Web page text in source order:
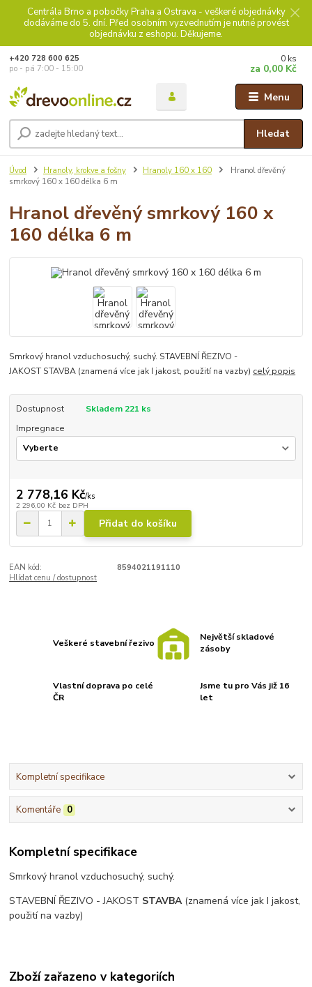
Centrála Brno a pobočky Praha a Ostrava - veškeré objednávky
dodáváme do 5. dní. Před osobním vyzvednutím je nutné provést
objednávku z eshopu. Děkujeme.
Menu
Hledat
+420 728 600 625
po - pá 7:00 - 15:00
0 ks
za 0,00 Kč
Úvod Hranoly, krokve a fošny Hranoly 160 x 160
Hranol dřevěný
smrkový 160 x 160 délka 6 m
Hranol dřevěný smrkový 160 x
160 délka 6 m
Smrkový hranol vzduchosuchý, suchý. STAVEBNÍ ŘEZIVO -
JAKOST STAVBA (znamená více jak I jakost, použití na vazby) celý popis
Dostupnost
Skladem 221 ks
Impregnace
2 778,16 Kč/ks
2 296,00 Kč bez DPH
Přidat do košíku
EAN kód:
8594021191110
Hlídat cenu / dostupnost
Veškeré stavební řezivo
Největší skladové
zásoby
Vlastní doprava po celé
ČR
Jsme tu pro Vás již 16
let
Kompletní specifikace
Komentáře 0
Kompletní specifikace
Smrkový hranol vzduchosuchý, suchý.
STAVEBNÍ ŘEZIVO - JAKOST STAVBA (znamená více jak I jakost,
použití na vazby)
Zboží zařazeno v kategoriích